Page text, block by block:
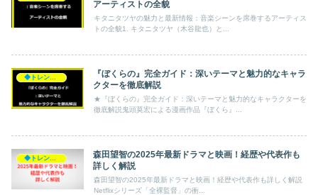
アーティストの全貌
キタニタツヤの魅力と最新情報：音楽シーンを席巻するアーティス
トの全貌1. キタニタツヤ（木谷龍也）と...
『ぼくらの』完全ガイド：深いテーマと魅力的なキャラ
クターを徹底解説
★『ぼくらの』完全ガイド：深いテーマと魅力的なキャラクターを
徹底解説鬼頭莫宏による漫画作品『ぼくら』...
森田望智の2025年最新ドラマと映画！経歴や代表作も
詳しく解説
森田望智の2025年最新ドラマと映画！経歴や代表作も詳しく解説
Netflixシリーズ「全裸監督」の衝...